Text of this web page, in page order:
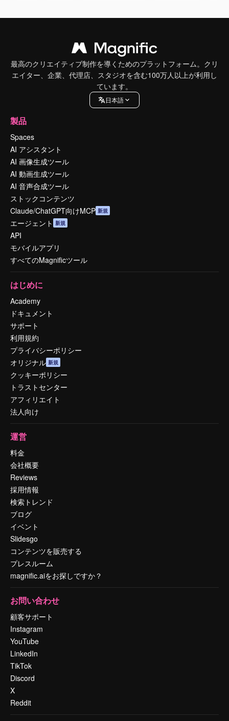
最高のクリエイティブ制作を導くためのプラットフォーム。クリ
エイター、企業、代理店、スタジオを含む100万人以上が利用し
ています。
日本語
製品
Spaces
AI アシスタント
AI 画像生成ツール
AI 動画生成ツール
AI 音声合成ツール
ストックコンテンツ
Claude/ChatGPT向けMCP 新規
エージェント 新規
API
モバイルアプリ
すべてのMagnificツール
はじめに
Academy
ドキュメント
サポート
利用規約
プライバシーポリシー
オリジナル 新規
クッキーポリシー
トラストセンター
アフィリエイト
法人向け
運営
料金
会社概要
Reviews
採用情報
検索トレンド
ブログ
イベント
Slidesgo
コンテンツを販売する
プレスルーム
magnific.aiをお探しですか？
お問い合わせ
顧客サポート
Instagram
YouTube
LinkedIn
TikTok
Discord
X
Reddit